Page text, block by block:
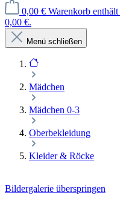
0,00 € Warenkorb
0,00 €.
Menü schließen
Mädchen
Mädchen 0-3
Oberbekleidung
Kleider & Röcke
Bildergalerie überspringen